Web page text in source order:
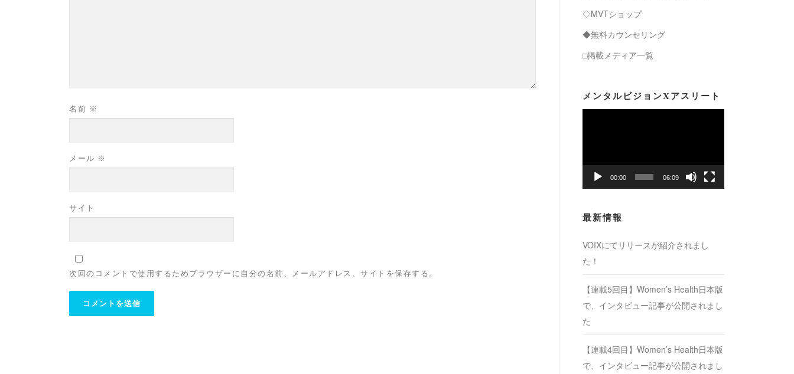
名前 ※
メール ※
サイト
次回のコメントで使用するためブラウザーに自分の名前、メールアドレス、サイトを保存する。
◇MVTショップ
◆無料カウンセリング
□掲載メディア一覧
メンタルビジョンXアスリート
レ
ー
00:00 06:09
最新情報
VOIXにてリリースが紹介されまし
た！
【連載5回目】Women’s Health日本版
で、インタビュー記事が公開されまし
た
【連載4回目】Women’s Health日本版
で、インタビュー記事が公開されまし